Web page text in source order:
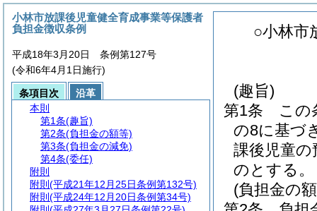
○小林市
(趣旨)
第1条
この
の8に基づ
課後児童
のとする。
(負担金の
小林市放課後児童健全育成事業等保護者
負担金徴収条例
平成18年3月20日 条例第127号
(令和6年4月1日施行)
条項目次
沿革
本則
第1条(趣旨)
第2条(負担金の額等)
第3条(負担金の減免)
第4条(委任)
附則
附則 (平成21年12月25日条例第132号)
附則 (平成24年12月20日条例第34号)